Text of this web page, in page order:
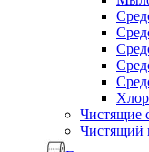
Чистящие
Чистящий